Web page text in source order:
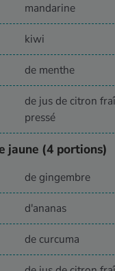
mandarine
kiwi
de menthe
de jus de citron
pressé
jaune (4 portions)
de gingembre
d'ananas
de curcuma